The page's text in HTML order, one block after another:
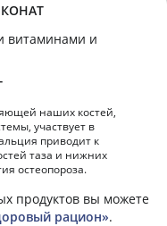
витаминами и
наших костей,
участвует в
приводит к
таза и нижних
остеопороза.
продуктов вы можете
рацион».